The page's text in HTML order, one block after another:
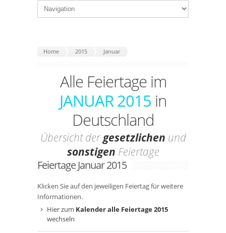
Home 2015 Januar
Alle Feiertage im
JANUAR 2015 in
Deutschland
Übersicht dergesetzlichen und
sonstigen Feiertage
Feiertage Januar 2015
Klicken Sie auf den jeweiligen Feiertag für weitere
Informationen.
Hier zum Kalender alle Feiertage 2015
wechseln